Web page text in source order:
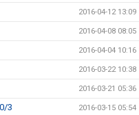
2016-04-12 13:09
2016-04-08 08:05
2016-04-04 10:16
2016-03-22 10:38
2016-03-21 05:36
3 2016-03-15 05:54